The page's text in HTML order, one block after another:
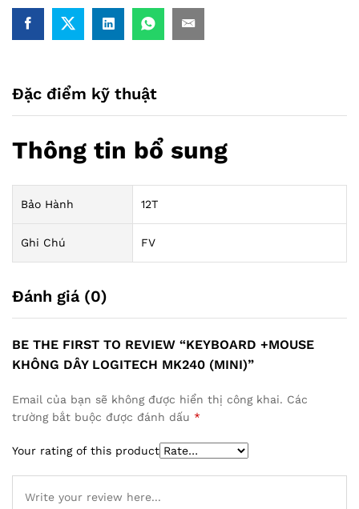
Đặc điểm kỹ thuật
Thông tin bổ sung
Bảo Hành 12T
Ghi Chú FV
Đánh giá (0)
BE THE FIRST TO REVIEW “KEYBOARD +MOUSE
KHÔNG DÂY LOGITECH MK240 (MINI)”
Email của bạn sẽ không được hiển thị công khai. Các
trường bắt buộc được đánh dấu *
Your rating of this product